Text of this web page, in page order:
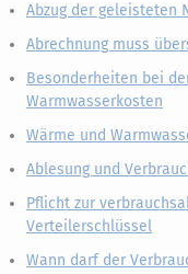
Abzug der geleisteten
Abrechnung muss
Besonderheiten bei
Warmwasserkosten
Wärme und
Ablesung und
Pflicht zur
Verteilerschlüssel
Wann darf der